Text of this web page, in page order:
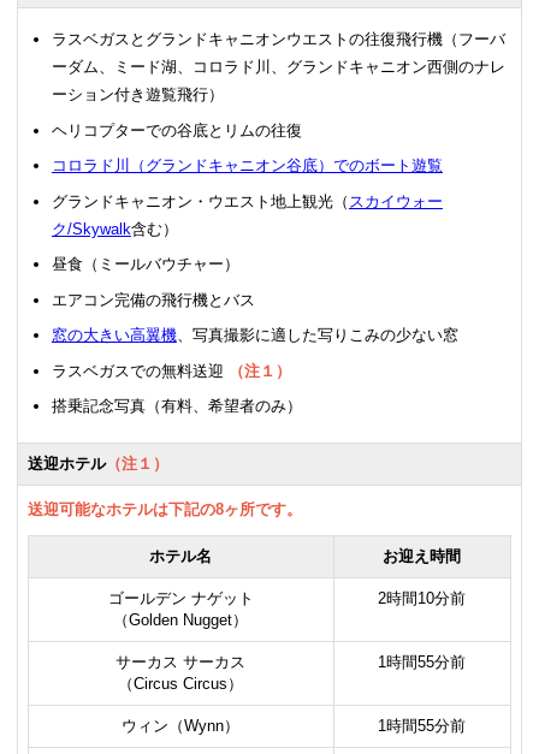
ラスベガスとグランドキャニオンウエストの往復飛行機（フーバ
ーダム、ミード湖、コロラド川、グランドキャニオン西側のナレ
ーション付き遊覧飛行）
ヘリコプターでの谷底とリムの往復
コロラド川（グランドキャニオン谷底）でのボート遊覧
グランドキャニオン・ウエスト地上観光（ スカイウォー
ク/Skywalk含む）
昼食（ミールバウチャー）
エアコン完備の飛行機とバス
窓の大きい高翼機、写真撮影に適した写りこみの少ない窓
ラスベガスでの無料送迎
（注１）
搭乗記念写真（有料、希望者のみ）
送迎ホテル（注１）
送迎可能なホテルは下記の8ヶ所です。
ホテル名 お迎え時間
ゴールデン ナゲット
（Golden Nugget）
2時間10分前
サーカス サーカス
（Circus Circus）
1時間55分前
ウィン（Wynn） 1時間55分前